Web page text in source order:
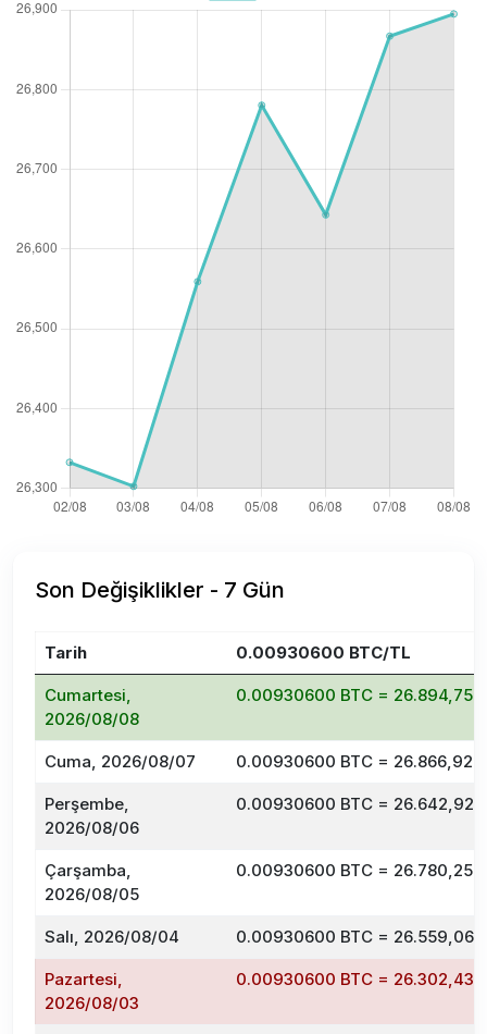
Son Değişiklikler - 7 Gün
Tarih 0.00930600 BTC/TL
Cumartesi,
2026/08/08
0.00930600 BTC = 26.894,75
Cuma, 2026/08/07 0.00930600 BTC = 26.866,92
Perşembe,
2026/08/06
0.00930600 BTC = 26.642,92
Çarşamba,
2026/08/05
0.00930600 BTC = 26.780,25
Salı, 2026/08/04 0.00930600 BTC = 26.559,06
Pazartesi,
2026/08/03
0.00930600 BTC = 26.302,43